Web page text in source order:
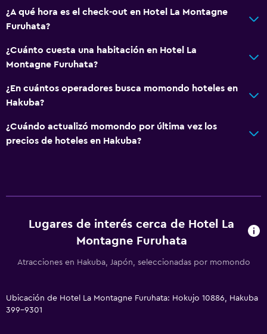
Vista a la montaña
Espacio de almacenamiento
Actividades
Senderismo
Escuela de esquí
Tina de agua termal
Esquí
Snowboard
Ascensor disponible
¿A qué hora es el check-out en Hotel La Montagne
Furuhata?
¿Cuánto cuesta una habitación en Hotel La
Montagne Furuhata?
¿En cuántos operadores busca momondo hoteles en
Hakuba?
¿Cuándo actualizó momondo por última vez los
precios de hoteles en Hakuba?
Lugares de interés cerca de Hotel La
Montagne Furuhata
Atracciones en Hakuba, Japón, seleccionadas por momondo
Ubicación de Hotel La Montagne Furuhata: Hokujo 10886, Hakuba
399-9301